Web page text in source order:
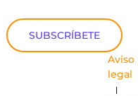
SUBSCRÍBETE
Aviso
legal
|